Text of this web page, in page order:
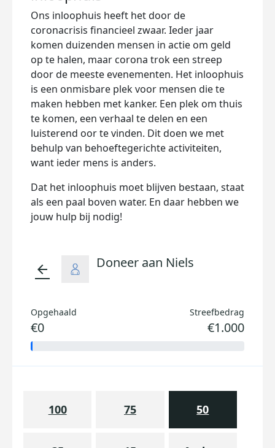
Ons inloophuis heeft het door de
coronacrisis financieel zwaar. Ieder jaar
komen duizenden mensen in actie om geld
op te halen, maar corona trok een streep
door de meeste evenementen. Het inloophuis
is een onmisbare plek voor mensen die te
maken hebben met kanker. Een plek om thuis
te komen, een verhaal te delen en een
luisterend oor te vinden. Dit doen we met
behulp van behoeftegerichte activiteiten,
want ieder mens is anders.
Dat het inloophuis moet blijven bestaan, staat
als een paal boven water. En daar hebben we
jouw hulp bij nodig!
arrow_back Doneer aan Niels
Opgehaald
€0
Streefbedrag
€1.000
100 75 50